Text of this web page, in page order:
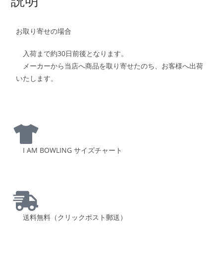
お取り寄せの場合
入荷まで約30日前後となります。
メーカーから当店へ商品を取り寄せたのち、お客様へ出荷
いたします。
I AM BOWLING サイズチャート
送料無料（クリックポスト郵送）